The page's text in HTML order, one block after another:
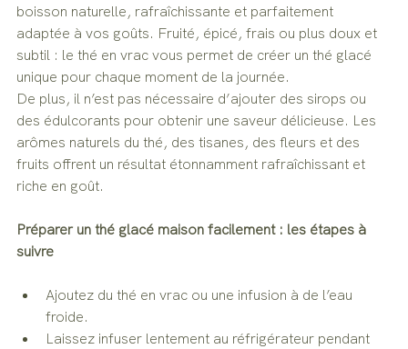
boisson naturelle, rafraîchissante et parfaitement
adaptée à vos goûts. Fruité, épicé, frais ou plus doux et
subtil : le thé en vrac vous permet de créer un thé glacé
unique pour chaque moment de la journée.
De plus, il n’est pas nécessaire d’ajouter des sirops ou
des édulcorants pour obtenir une saveur délicieuse. Les
arômes naturels du thé, des tisanes, des fleurs et des
fruits offrent un résultat étonnamment rafraîchissant et
riche en goût.
Préparer un thé glacé maison facilement : les étapes à
suivre
Ajoutez du thé en vrac ou une infusion à de l’eau
froide.
Laissez infuser lentement au réfrigérateur pendant